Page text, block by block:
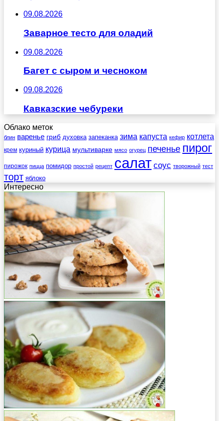
09.08.2026
Заварное тесто для оладий
09.08.2026
Багет с сыром и чесноком
09.08.2026
Кавказские чебуреки
Облако меток
блин варенье гриб духовка запеканка зима капуста кефир котлета
крем куриный курица мультиварке мясо огурец печенье пирог
пирожок пицца помидор простой рецепт салат соус творожный тест
торт яблоко
Интересно